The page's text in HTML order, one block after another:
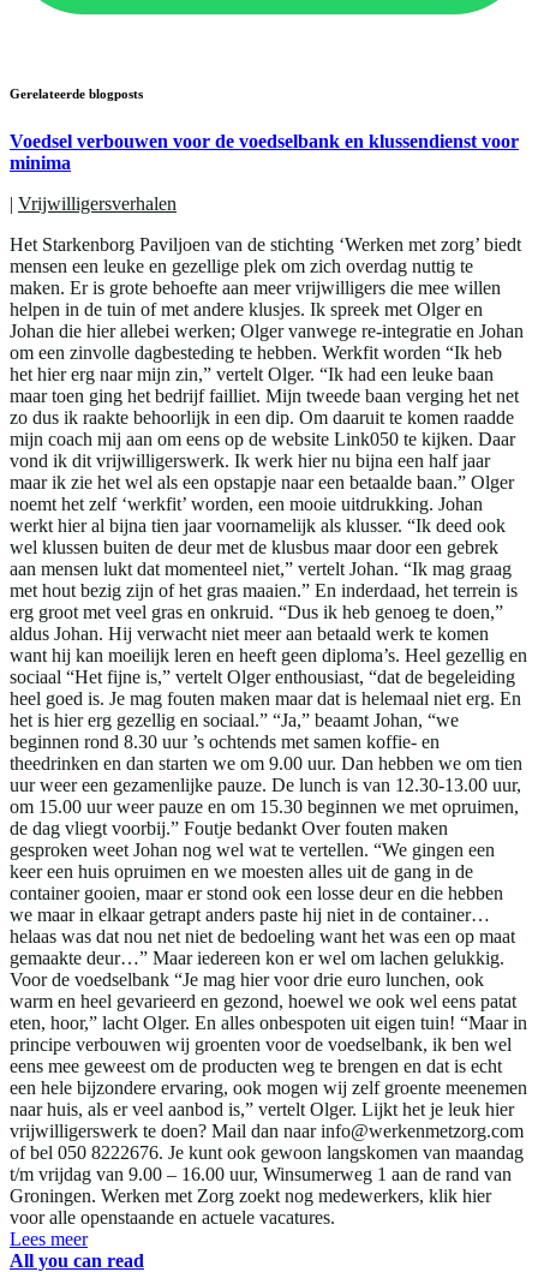
Gerelateerde blogposts
Voedsel verbouwen voor de voedselbank en klussendienst voor
minima
| Vrijwilligersverhalen
Het Starkenborg Paviljoen van de stichting ‘Werken met zorg’ biedt
mensen een leuke en gezellige plek om zich overdag nuttig te
maken. Er is grote behoefte aan meer vrijwilligers die mee willen
helpen in de tuin of met andere klusjes. Ik spreek met Olger en
Johan die hier allebei werken; Olger vanwege re-integratie en Johan
om een zinvolle dagbesteding te hebben. Werkfit worden “Ik heb
het hier erg naar mijn zin,” vertelt Olger. “Ik had een leuke baan
maar toen ging het bedrijf failliet. Mijn tweede baan verging het net
zo dus ik raakte behoorlijk in een dip. Om daaruit te komen raadde
mijn coach mij aan om eens op de website Link050 te kijken. Daar
vond ik dit vrijwilligerswerk. Ik werk hier nu bijna een half jaar
maar ik zie het wel als een opstapje naar een betaalde baan.” Olger
noemt het zelf ‘werkfit’ worden, een mooie uitdrukking. Johan
werkt hier al bijna tien jaar voornamelijk als klusser. “Ik deed ook
wel klussen buiten de deur met de klusbus maar door een gebrek
aan mensen lukt dat momenteel niet,” vertelt Johan. “Ik mag graag
met hout bezig zijn of het gras maaien.” En inderdaad, het terrein is
erg groot met veel gras en onkruid. “Dus ik heb genoeg te doen,”
aldus Johan. Hij verwacht niet meer aan betaald werk te komen
want hij kan moeilijk leren en heeft geen diploma’s. Heel gezellig en
sociaal “Het fijne is,” vertelt Olger enthousiast, “dat de begeleiding
heel goed is. Je mag fouten maken maar dat is helemaal niet erg. En
het is hier erg gezellig en sociaal.” “Ja,” beaamt Johan, “we
beginnen rond 8.30 uur ’s ochtends met samen koffie- en
theedrinken en dan starten we om 9.00 uur. Dan hebben we om tien
uur weer een gezamenlijke pauze. De lunch is van 12.30-13.00 uur,
om 15.00 uur weer pauze en om 15.30 beginnen we met opruimen,
de dag vliegt voorbij.” Foutje bedankt Over fouten maken
gesproken weet Johan nog wel wat te vertellen. “We gingen een
keer een huis opruimen en we moesten alles uit de gang in de
container gooien, maar er stond ook een losse deur en die hebben
we maar in elkaar getrapt anders paste hij niet in de container…
helaas was dat nou net niet de bedoeling want het was een op maat
gemaakte deur…” Maar iedereen kon er wel om lachen gelukkig.
Voor de voedselbank “Je mag hier voor drie euro lunchen, ook
warm en heel gevarieerd en gezond, hoewel we ook wel eens patat
eten, hoor,” lacht Olger. En alles onbespoten uit eigen tuin! “Maar in
principe verbouwen wij groenten voor de voedselbank, ik ben wel
eens mee geweest om de producten weg te brengen en dat is echt
een hele bijzondere ervaring, ook mogen wij zelf groente meenemen
naar huis, als er veel aanbod is,” vertelt Olger. Lijkt het je leuk hier
vrijwilligerswerk te doen? Mail dan naar info@werkenmetzorg.com
of bel 050 8222676. Je kunt ook gewoon langskomen van maandag
t/m vrijdag van 9.00 – 16.00 uur, Winsumerweg 1 aan de rand van
Groningen. Werken met Zorg zoekt nog medewerkers, klik hier
voor alle openstaande en actuele vacatures.
Lees meer
All you can read